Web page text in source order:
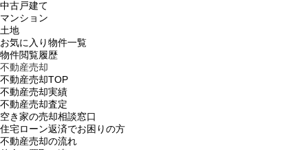
中古戸建て
マンション
土地
お気に入り物件一覧
物件閲覧履歴
不動産売却
不動産売却TOP
不動産売却実績
不動産売却査定
空き家の売却相談窓口
住宅ローン返済でお困りの方
不動産売却の流れ